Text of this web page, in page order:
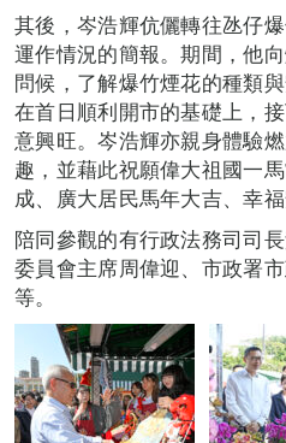
其後，岑浩輝伉儷轉往氹仔
運作情況的簡報。期間，他
問候，了解爆竹煙花的種類
在首日順利開市的基礎上，
意興旺。岑浩輝亦親身體驗
趣，並藉此祝願偉大祖國一
成、廣大居民馬年大吉、幸福
陪同參觀的有行政法務司司
委員會主席周偉迎、市政署
等。